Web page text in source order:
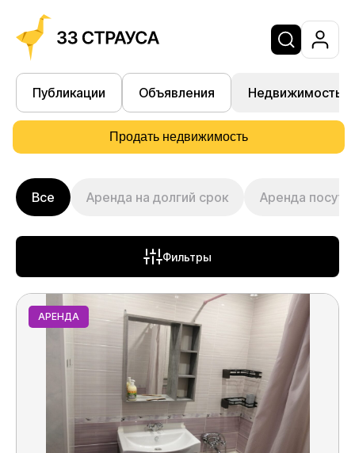
Публикации Объявления Недвижимость
Продать недвижимость
Все Аренда на долгий срок Аренда
Фильтры
Тип сделки
Продажа
Количество комнат
АРЕНДА